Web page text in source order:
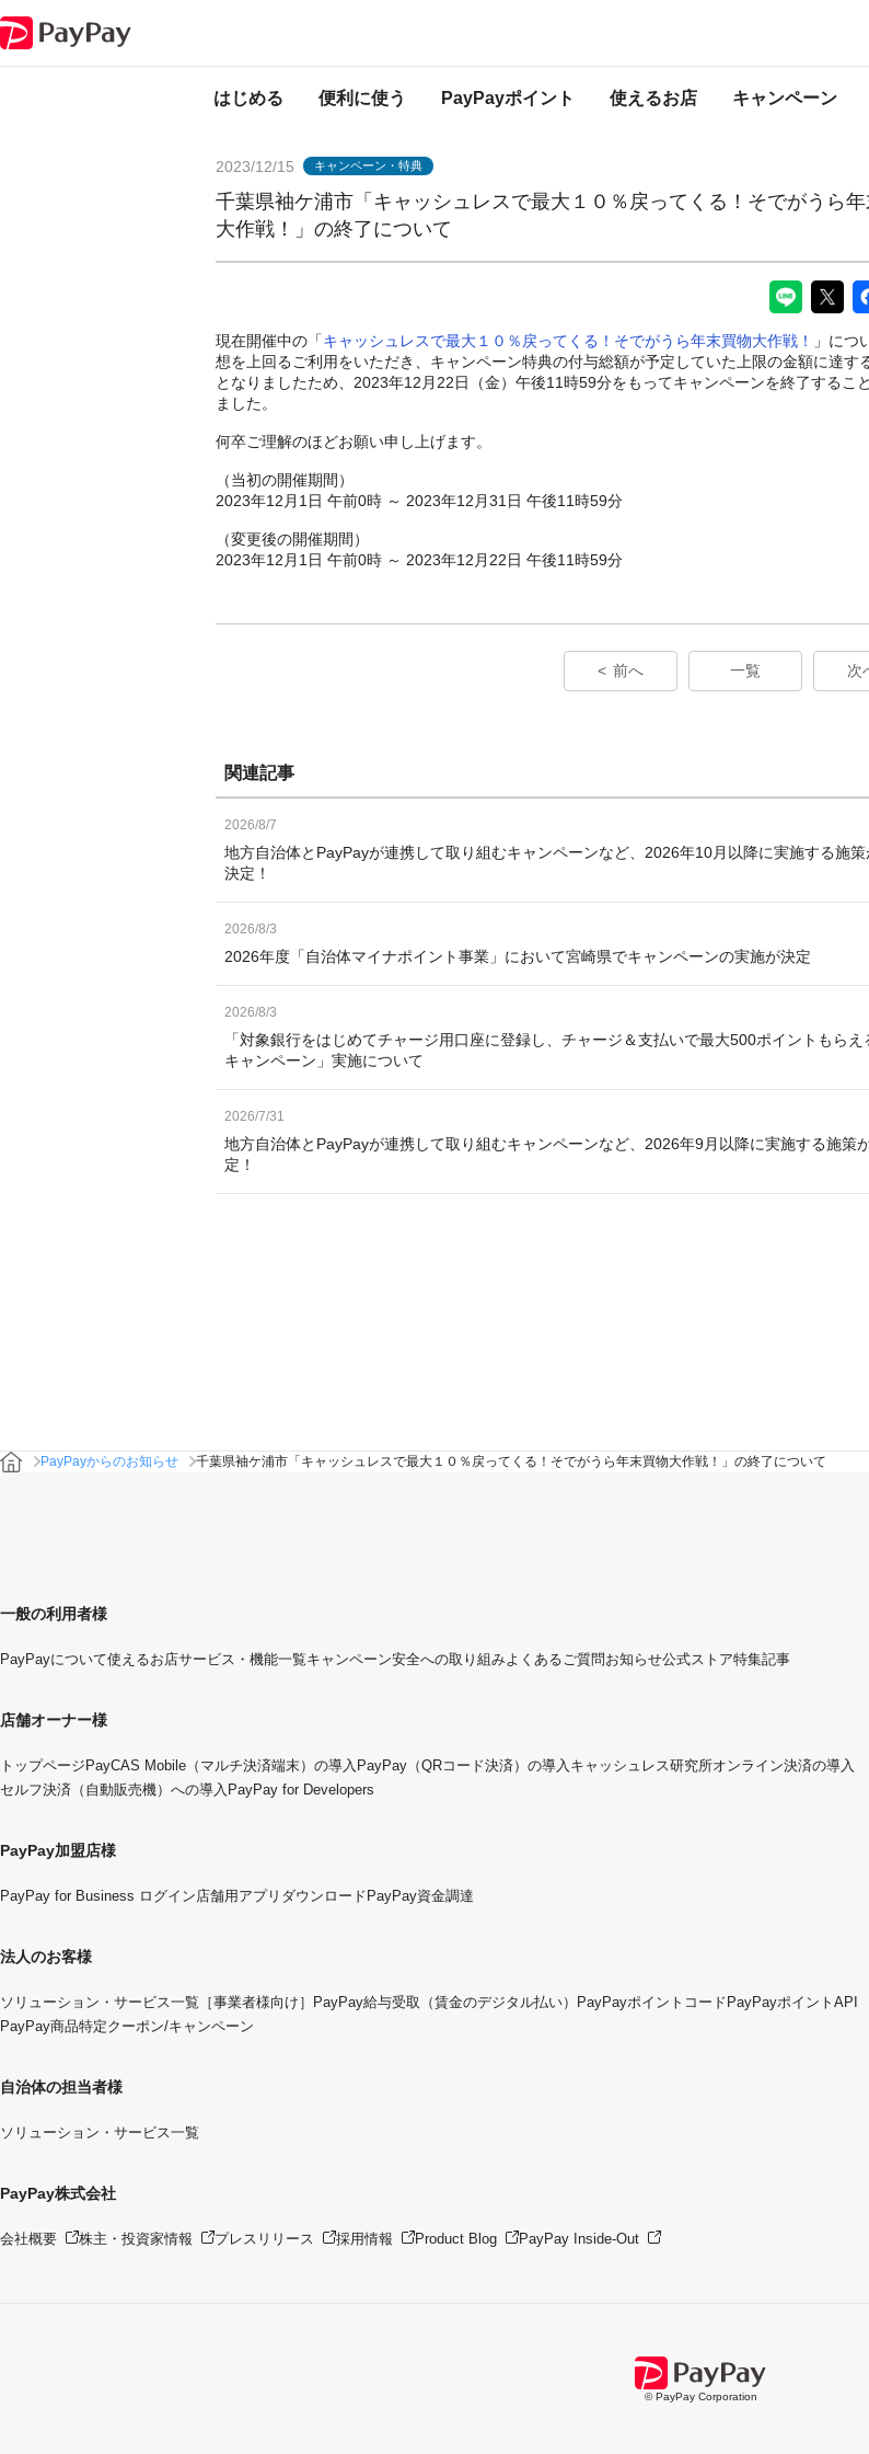
はじめる 便利に使う PayPayポイント 使えるお店 キャンペーン
PayPayからのお知
2023/12/15 キャンペーン・特典
千葉県袖ケ浦市「キャッシュレスで最大１０％戻ってくる！そでがうら
大作戦！」の終了について
現在開催中の「キャッシュレスで最大１０％戻ってくる！そでがうら年末買物大作戦！
」につ
想を上回るご利用をいただき、キャンペーン特典の付与総額が予定していた上限の金額に達す
となりましたため、2023年12月22日（金）午後11時59分をもってキャンペーンを終了するこ
ました。
何卒ご理解のほどお願い申し上げます。
（当初の開催期間）
2023年12月1日 午前0時 ～ 2023年12月31日 午後11時59分
（変更後の開催期間）
2023年12月1日 午前0時 ～ 2023年12月22日 午後11時59分
前へ 一覧 次
関連記事
2026/8/7
地方自治体とPayPayが連携して取り組むキャンペーンなど、2026年10月以降に実施する施策
決定！
2026/8/3
2026年度「自治体マイナポイント事業」において宮崎県でキャンペーンの実施が決定
2026/8/3
「対象銀行をはじめてチャージ用口座に登録し、チャージ＆支払いで最大500ポイントもらえ
キャンペーン」実施について
2026/7/31
地方自治体とPayPayが連携して取り組むキャンペーンなど、2026年9月以降に実施する施策
定！
PayPayからのお知らせ 千葉県袖ケ浦市「キャッシュレスで最大１０％戻ってくる！そでがうら年末買物大作戦！」の終了について
一般の利用者様
PayPayについて使えるお店サービス・機能一覧キャンペーン安全への取り組みよくあるご質問お知らせ公式ストア特集記事
店舗オーナー様
トップページ PayCAS Mobile（マルチ決済端末）の導入 PayPay（QRコード決済）の導入 キャッシュレス研究所オンライン決済の導入
セルフ決済（自動販売機）への導入 PayPay for Developers
PayPay加盟店様
PayPay for Business ログイン 店舗用アプリダウンロード PayPay資金調達
法人のお客様
ソリューション・サービス一覧 ［事業者様向け］PayPay給与受取（賃金のデジタル払い） PayPayポイントコード PayPayポイントAPI
PayPay商品特定クーポン/キャンペーン
自治体の担当者様
ソリューション・サービス一覧
PayPay株式会社
会社概要 株主・投資家情報 プレスリリース 採用情報 Product Blog PayPay Inside-Out
© PayPay Corporation